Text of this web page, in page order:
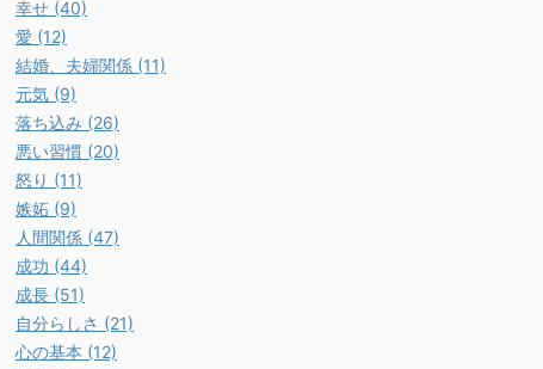
幸せ (40)
愛 (12)
結婚、夫婦関係 (11)
元気 (9)
落ち込み (26)
悪い習慣 (20)
怒り (11)
嫉妬 (9)
人間関係 (47)
成功 (44)
成長 (51)
自分らしさ (21)
心の基本 (12)